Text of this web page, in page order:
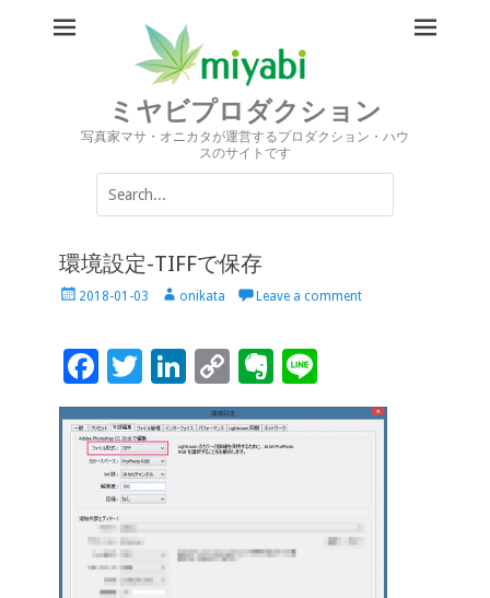
ミヤビプロダクション
写真家マサ・オニカタが運営するプロダクション・ハウ
スのサイトです
Search
for:
環境設定-TIFFで保存
Posted2018-01-03 Authoronikata Leave a comment
F
ac
e
b
o
o
k
T
wi
tt
er
Li
n
k
n
C
o
p
n
k
Ev
er
n
n